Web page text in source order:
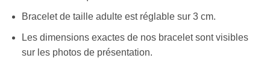
Bracelet de taille adulte est réglable sur 3 cm.
Les dimensions exactes de nos bracelet sont visibles
sur les photos de présentation.